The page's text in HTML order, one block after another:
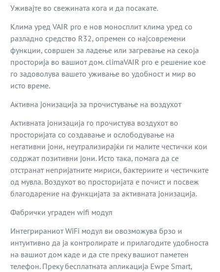
Уживајте во свежината кога и да посакате.
Клима уред VAIR pro е нов моносплит клима уред со
разладно средство R32, опремен со најсовремени
функции, совршен за ладење или загревање на секоја
просторија во вашиот дом. climaVAIR pro е решение кое
го задоволува вашето уживање во удобност и мир во
исто време.
Активна јонизација за прочистување на воздухот
Активната јонизација го прочистува воздухот во
просторијата со создавање и ослободување на
негативни јони, неутрализирајќи ги малите честички кои
содржат позитивни јони. Исто така, помага да се
отстранат непријатните мириси, бактериите и честичките
од мувла. Воздухот во просторијата е почист и посвеж
благодарение на функцијата за активната јонизација.
Фабрички уграден wifi модул
Интегрираниот WiFi модул ви овозможува брзо и
интуитивно да ја контролирате и прилагодите удобноста
на вашиот дом каде и да сте преку вашиот паметен
телефон. Преку бесплатната апликација Ewpe Smart,